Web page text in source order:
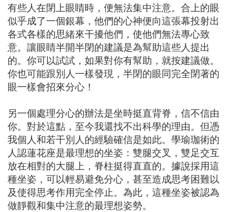
有些人在閉上眼睛時，便無法集中注意。合上的眼
似乎成了一個銀幕，他們的心神便向這張幕投射出
各式各樣的思緒來干擾他們，使他們無法專心致
意。讓眼睛半開半閉的建議是為幫助這些人提出
的。你可以試試，如果對你有幫助，就按建議做。
你也可能跟別人一樣發現，半閉的眼同完全閉著的
眼一樣會招來分心！
另一個處理分心的辦法是坐時挺直背脊，信不信由
你。對於這點，至今我還找不出科學的理由。但憑
我個人和若干別人的經驗確信是如此。學瑜珈術的
人認蓮花座是最理想的坐姿：雙腿交叉，雙足交互
放在相對的大腿上，脊柱挺得直直的。據說採用這
種坐姿，可以輕易避免分心，甚至造成思考困難以
及使得思考作用完全停止。為此，這種坐姿被認為
做靜觀和集中注意的最理想姿勢。